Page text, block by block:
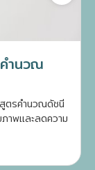
คำนวณ
ตรคำนวณดัชนี
าพและลดความ